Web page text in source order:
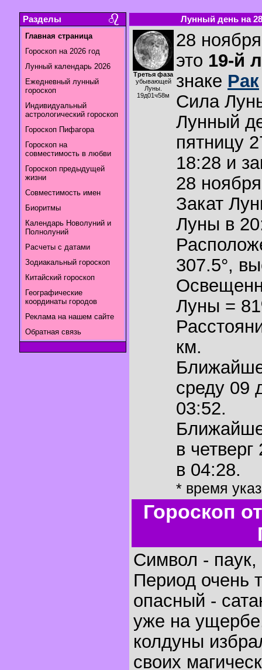
Разделы
Главная страница
Гороскоп на 2026 год
Лунный календарь 2026
Ежедневный лунный
гороскоп
Индивидуальный
астрологический гороскоп
Гороскоп Пифагора
Гороскоп на
совместимость в любви
Гороскоп предыдущей
жизни
Совместимость имен
Биоритмы
Календарь Новолуний и
Полнолуний
Расчеты с датами
Зодиакальный гороскоп
Китайский гороскоп
Географические
координаты городов
Реклама на нашем сайте
Обратная связь
Лунный день на
Третья фаза
убывающей
Луны.
19д01ч58м
28
это 19-й
знаке Рак
Сила
Лунный
пятницу
18:28 и
28
Закат
Луны в
307.5°,
Луны =
км.
среду 09
03:52.
в
в 04:28.
* время
Гороскоп
Символ - паук,
Период очень
опасный -
уже на
колдуны
своих